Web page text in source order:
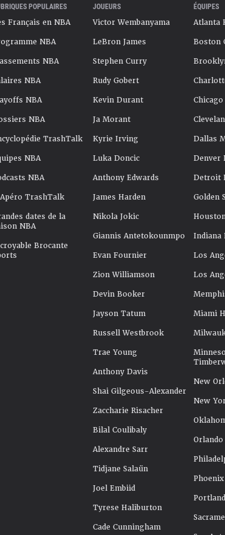
POPULAIRES
Français en NBA
NBA
NBA
NBA
NBA
NBA
TrashTalk
NBA
NBA
TrashTalk
dates de la
NBA
Brocante
JOUEURS
Victor Wembanyama
LeBron James
Stephen Curry
Rudy Gobert
Kevin Durant
Ja Morant
Kyrie Irving
Luka Doncic
Anthony Edwards
James Harden
Nikola Jokic
Giannis Antetokounmpo
Evan Fournier
Zion Williamson
Devin Booker
Jayson Tatum
Russell Westbrook
Trae Young
Anthony Davis
Shai Gilgeous-Alexander
Zaccharie Risacher
Bilal Coulibaly
Alexandre Sarr
Tidjane Salaün
Joel Embiid
Tyrese Haliburton
Cade Cunningham
ÉQUIPES
Atlanta
Boston
Dallas
Denver
Detroit
Golden
Indiana
Los
Los
Miami
New
New
Phoenix